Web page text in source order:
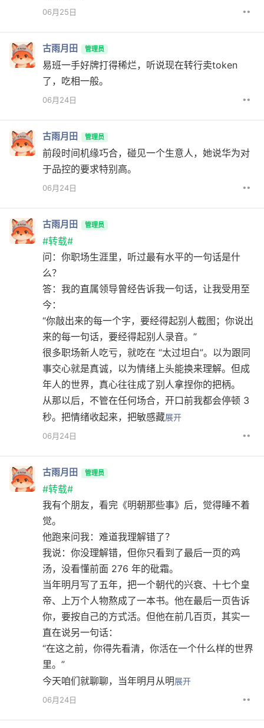
06月25日 ••
古雨月田 管理员
易班一手好牌打得稀烂，听说现在转行卖token
了，吃相一般。
06月24日 ••
古雨月田 管理员
前段时间机缘巧合，碰见一个生意人，她说华为对
于品控的要求特别高。
06月24日 ••
古雨月田 管理员
#转载#
问：你职场生涯里，听过最有水平的一句话是什
么？
答：我的直属领导曾经告诉我一句话，让我受用至
今：
“你敲出来的每一个字，要经得起别人截图；你说出
来的每一句话，要经得起别人录音。”
很多职场新人吃亏，就吃在 “太过坦白”。以为跟同
事交心就是真诚，以为情绪上头能换来理解。但成
年人的世界，真心往往成了别人拿捏你的把柄。
从那以后，不管在任何场合，开口前我都会停顿 3
秒。把情绪收起来，把敏感藏展开
06月24日
••
古雨月田 管理员
#转载#
我有个朋友，看完《明朝那些事》后，觉得睡不着
觉。
他跑来问我：难道我理解错了？
我说：你没理解错，但你只看到了最后一页的鸡
汤，没看懂前面 276 年的砒霜。
当年明月写了五年，把一个朝代的兴衰、十七个皇
帝、上万个人物熬成了一本书。他在最后一页告诉
你，要按自己的方式活。但他在前几百页，其实一
直在说另一句话：
“在这之前，你得先看清，你活在一个什么样的世界
里。”
今天咱们就聊聊，当年明月从明展开
06月24日
••